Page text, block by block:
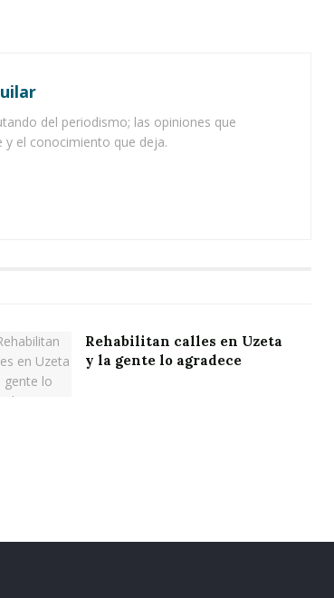
del periodismo; las opiniones que
el conocimiento que deja.
Rehabilitan calles en Uzeta
y la gente lo agradece